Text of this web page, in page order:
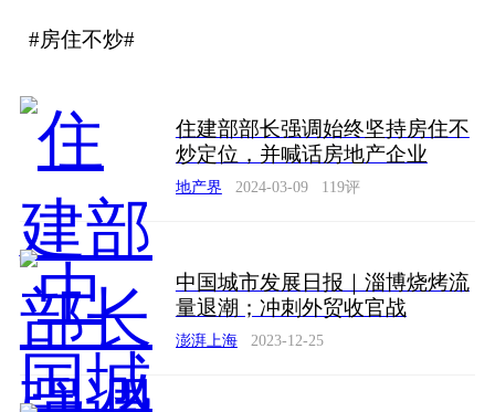
#房住不炒#
住建部部长强调始终坚持房住不
炒定位，并喊话房地产企业
地产界 2024-03-09 119评
中国城市发展日报｜淄博烧烤流
量退潮；冲刺外贸收官战
澎湃上海 2023-12-25